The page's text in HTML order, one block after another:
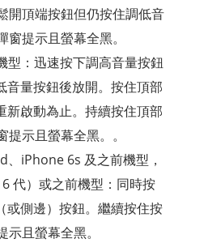
開頂端按鈕但仍按住調低音
提示且螢幕全黑。
型：迅速按下調高音量按鈕
音量按鈕後放開。按住頂部
新啟動為止。持續按住頂部
示且螢幕全黑。。
iPhone 6s 及之前機型，
代）或之前機型：同時按
或側邊）按鈕。繼續按住按
且螢幕全黑。